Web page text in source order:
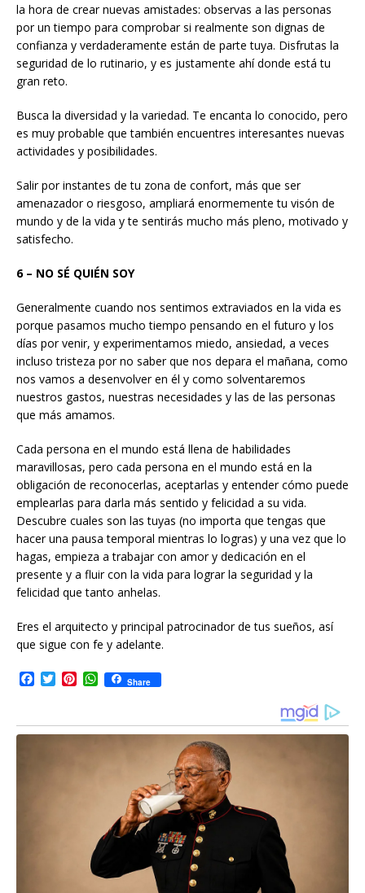
la hora de crear nuevas amistades: observas a las personas
por un tiempo para comprobar si realmente son dignas de
confianza y verdaderamente están de parte tuya. Disfrutas la
seguridad de lo rutinario, y es justamente ahí donde está tu
gran reto.
Busca la diversidad y la variedad. Te encanta lo conocido, pero
es muy probable que también encuentres interesantes nuevas
actividades y posibilidades.
Salir por instantes de tu zona de confort, más que ser
amenazador o riesgoso, ampliará enormemente tu visón de
mundo y de la vida y te sentirás mucho más pleno, motivado y
satisfecho.
6 – NO SÉ QUIÉN SOY
Generalmente cuando nos sentimos extraviados en la vida es
porque pasamos mucho tiempo pensando en el futuro y los
días por venir, y experimentamos miedo, ansiedad, a veces
incluso tristeza por no saber que nos depara el mañana, como
nos vamos a desenvolver en él y como solventaremos
nuestros gastos, nuestras necesidades y las de las personas
que más amamos.
Cada persona en el mundo está llena de habilidades
maravillosas, pero cada persona en el mundo está en la
obligación de reconocerlas, aceptarlas y entender cómo puede
emplearlas para darla más sentido y felicidad a su vida.
Descubre cuales son las tuyas (no importa que tengas que
hacer una pausa temporal mientras lo logras) y una vez que lo
hagas, empieza a trabajar con amor y dedicación en el
presente y a fluir con la vida para lograr la seguridad y la
felicidad que tanto anhelas.
Eres el arquitecto y principal patrocinador de tus sueños, así
que sigue con fe y adelante.
e
b
T
t
t
P
t
e
W
h
t
s
Share